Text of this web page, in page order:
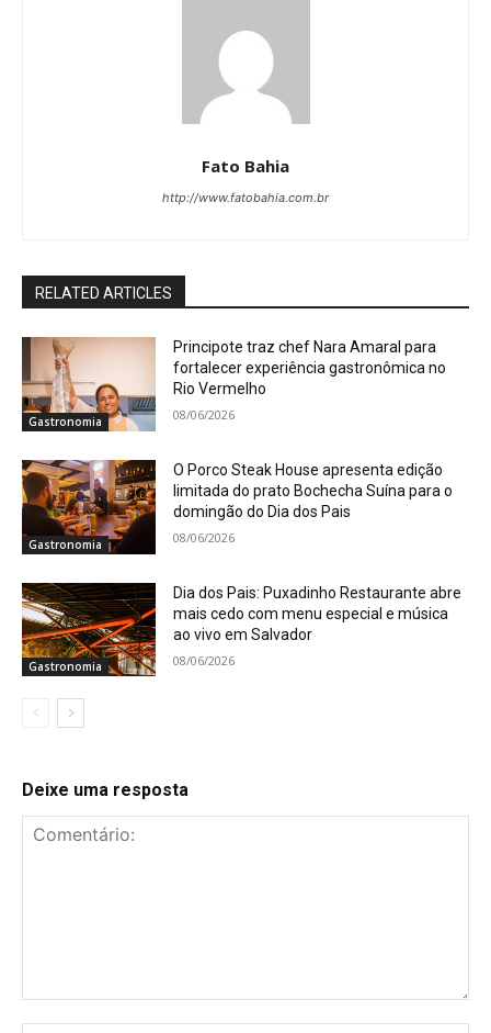
Fato Bahia
http://www.fatobahia.com.br
RELATED ARTICLES
Gastronomia
Principote traz chef Nara Amaral para
fortalecer experiência gastronômica no
Rio Vermelho
08/06/2026
Gastronomia
O Porco Steak House apresenta edição
limitada do prato Bochecha Suína para o
domingão do Dia dos Pais
08/06/2026
Gastronomia
Dia dos Pais: Puxadinho Restaurante abre
mais cedo com menu especial e música
ao vivo em Salvador
08/06/2026
Deixe uma resposta